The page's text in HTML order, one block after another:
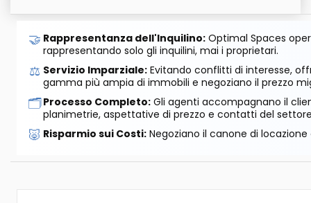
🤝 Rappresentanza dell'Inquilino: Optimal Spaces
rappresentando solo gli inquilini, mai i proprietari.
⚖️ Servizio Imparziale: Evitando conflitti di interesse,
gamma più ampia di immobili e negoziano il prezzo
🗂️Processo Completo: Gli agenti accompagnano il
planimetrie, aspettative di prezzo e contatti del
🐷 Risparmio sui Costi: Negoziano il canone di